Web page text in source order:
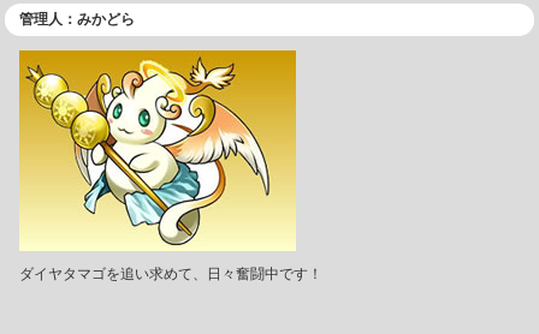
管理人：みかどら
ダイヤタマゴを追い求めて、日々奮闘中です！